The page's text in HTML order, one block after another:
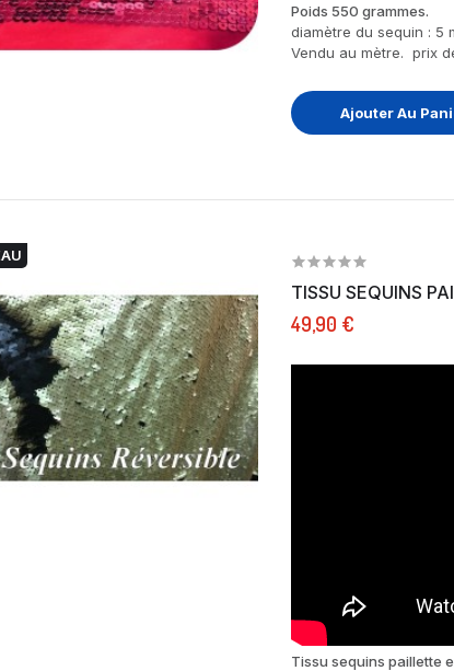
Poids 550 grammes.
diamètre du sequin : 5
Vendu au mètre. prix
Ajouter Au
TISSU SEQUINS
49,90 €
Tissu sequins paillette